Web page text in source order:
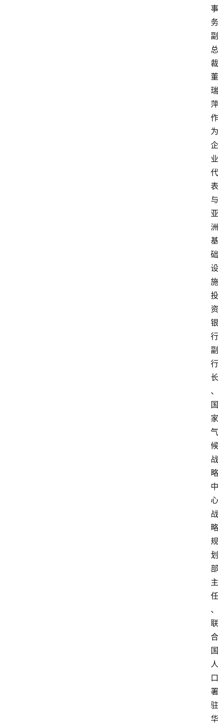
事
务
副
总
裁
董
瑞
萍
作
为
企
业
代
表
与
亚
洲
基
础
设
施
投
资
银
行
副
行
长
、
国
家
气
候
战
略
中
心
战
略
规
划
部
主
任
、
联
合
国
人
口
署
驻
华